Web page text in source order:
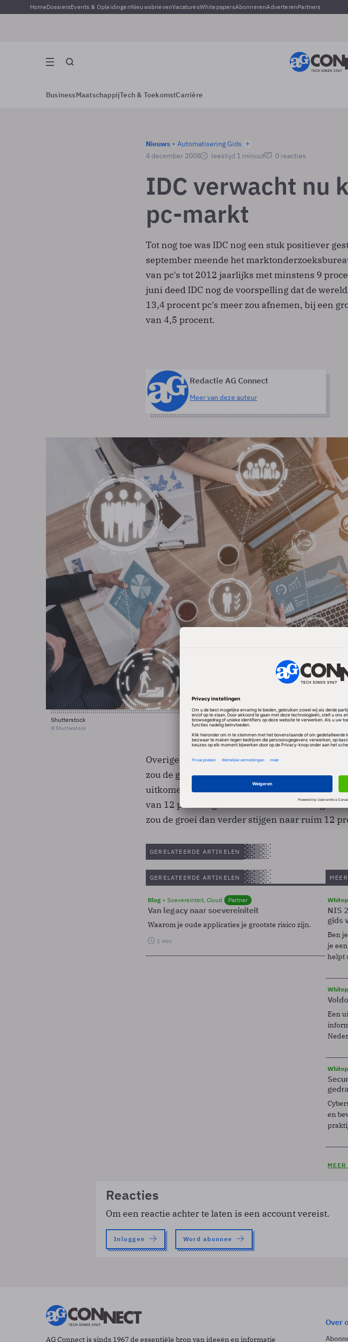
HomeDossiersEvents & OpleidingenNieuwsbrievenVacaturesWhitepapersAbonnerenAdverterenPartners
BusinessMaatschappijTech & ToekomstCarrière
Nieuws
Automatisering Gids
4 december 2008
leestijd 1 minuut 0 reacties
IDC verwacht nu
pc-markt
Tot nog toe was IDC nog een stuk positiever
september meende het
van pc's tot 2012 jaarlijks met minstens 9
juni deed IDC nog de voorspelling dat de
13,4 procent pc's meer zou afnemen, bij een
van 4,5 procent.
Redactie AG Connect
Meer van deze auteur
Shutterstock
© Shutterstock
Overigens heeft IDC ook de prognoses voor
zou de groei in aantallen volgens eerdere
uitkomen. Dat heeft IDC teruggeschroefd naar
van 12 procent groei in 2010 is nu verlaagd tot
zou de groei dan verder stijgen naar ruim 12
GERELATEERDE ARTIKELEN
GERELATEERDE ARTIKELEN
Blog Soevereinteit, Cloud Partner
Van legacy naar soevereiniteit
Waarom je oude applicaties je grootste risico zijn.
1 min
NIS
gids
Ben
je
helpt
Een
en
Reacties
Om een reactie achter te laten is een account vereist.
Inloggen Word abonnee
AG Connect is sinds 1967 de essentiële bron van ideeën en informatie
Over